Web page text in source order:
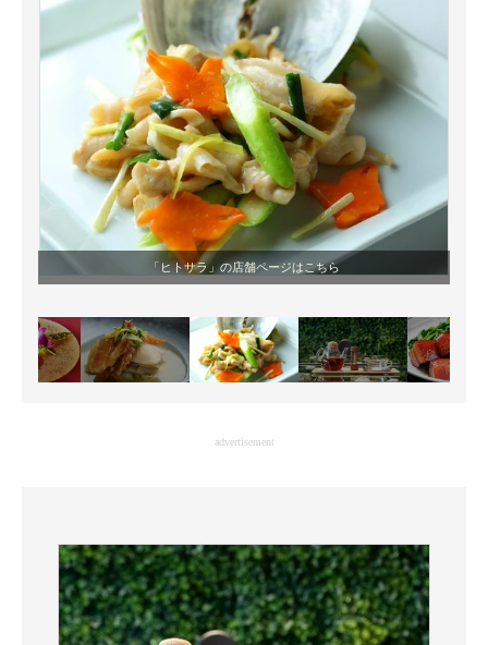
「ヒトサラ」の店舗ページはこちら
advertisement